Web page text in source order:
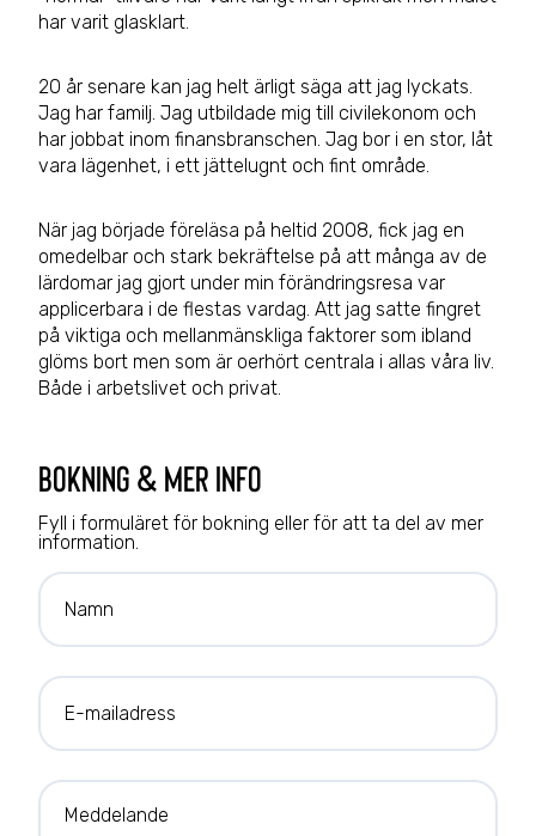
har varit glasklart.
20 år senare kan jag helt ärligt säga att jag lyckats.
Jag har familj. Jag utbildade mig till civilekonom och
har jobbat inom finansbranschen. Jag bor i en stor, låt
vara lägenhet, i ett jättelugnt och fint område.
När jag började föreläsa på heltid 2008, fick jag en
omedelbar och stark bekräftelse på att många av de
lärdomar jag gjort under min förändringsresa var
applicerbara i de flestas vardag. Att jag satte fingret
på viktiga och mellanmänskliga faktorer som ibland
glöms bort men som är oerhört centrala i allas våra liv.
Både i arbetslivet och privat.
bokning & mer info
Fyll i formuläret för bokning eller för att ta del av mer
information.
Namn
E-mailadress
Meddelande